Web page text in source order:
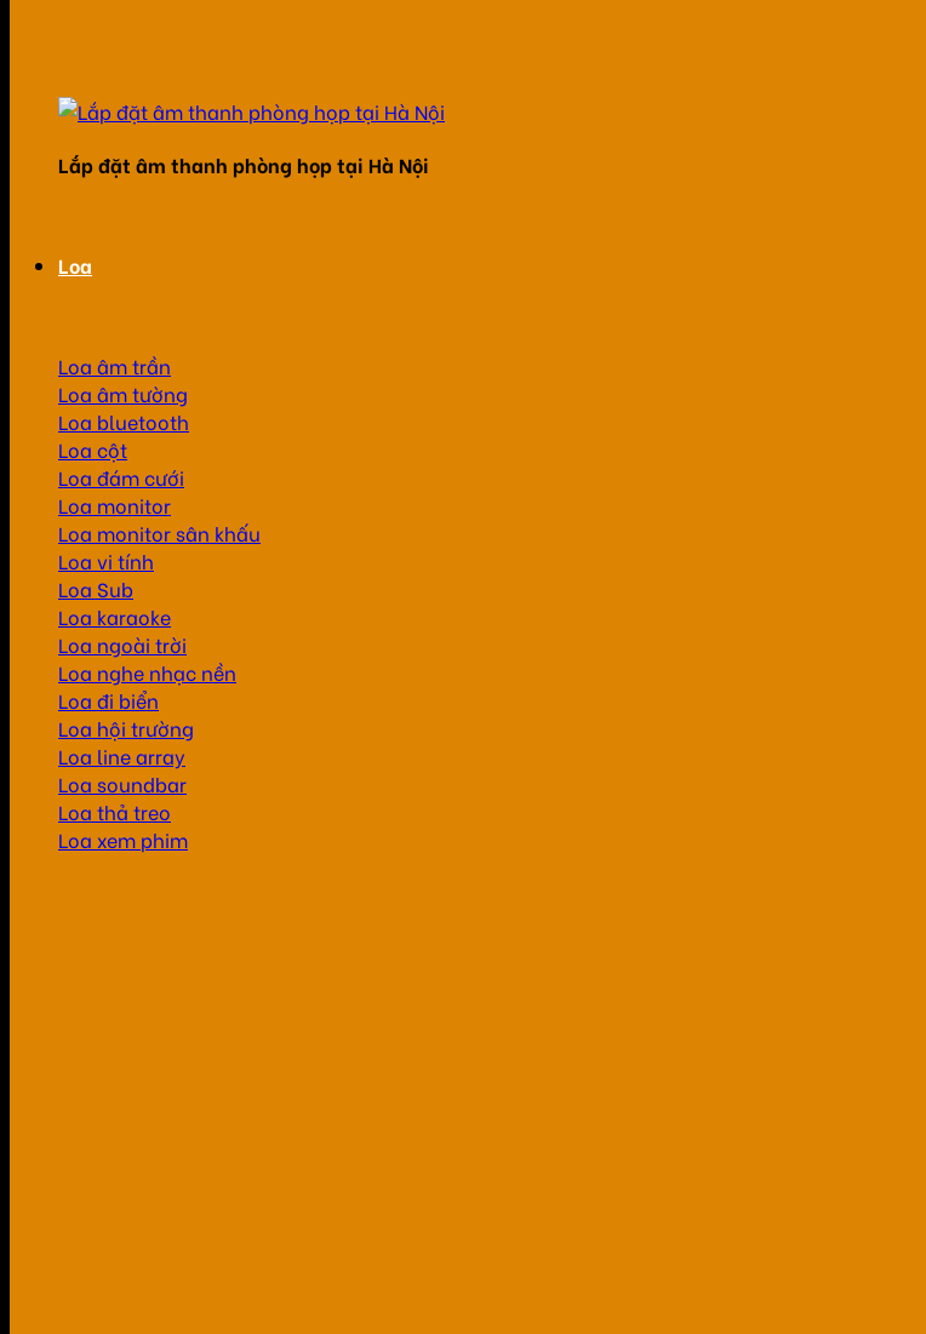
Lắp đặt âm thanh phòng họp tại Hà Nội
Loa
Loa âm trần
Loa âm tường
Loa bluetooth
Loa cột
Loa đám cưới
Loa monitor
Loa monitor sân khấu
Loa vi tính
Loa Sub
Loa karaoke
Loa ngoài trời
Loa nghe nhạc nền
Loa đi biển
Loa hội trường
Loa line array
Loa soundbar
Loa thả treo
Loa xem phim